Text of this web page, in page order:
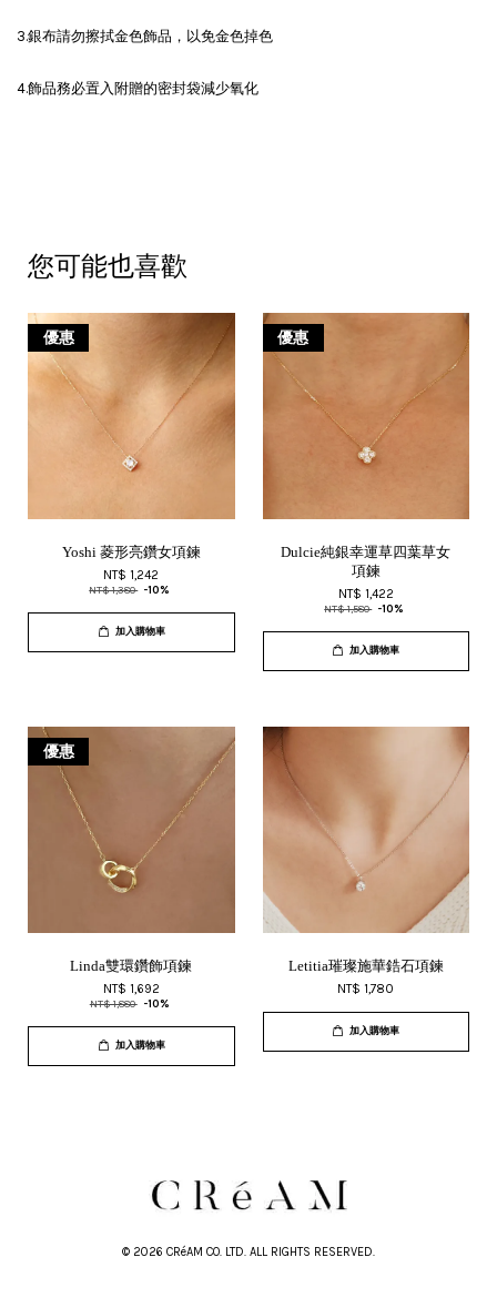
3.銀布請勿擦拭金色飾品，以免金色掉色
4.飾品務必置入附贈的密封袋減少氧化
您可能也喜歡
優惠
Yoshi 菱形亮鑽女項鍊
NT$ 1,242
NT$ 1,380 -10%
加入購物車
優惠
Dulcie純銀幸運草四葉草女
項鍊
NT$ 1,422
NT$ 1,580 -10%
加入購物車
優惠
Linda雙環鑽飾項鍊
NT$ 1,692
NT$ 1,880 -10%
加入購物車
Letitia璀璨施華鋯石項鍊
NT$ 1,780
加入購物車
© 2026 CRéAM CO. LTD. ALL RIGHTS RESERVED.